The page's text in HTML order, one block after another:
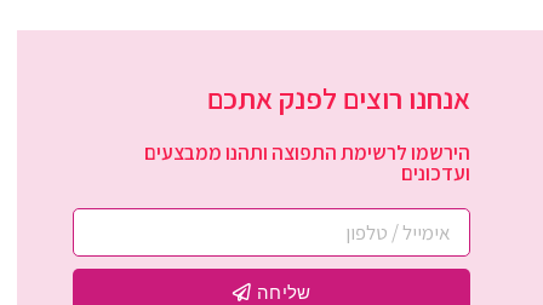
אנחנו רוצים לפנק אתכם
הירשמו לרשימת התפוצה ותהנו ממבצעים
ועדכונים
שליחה